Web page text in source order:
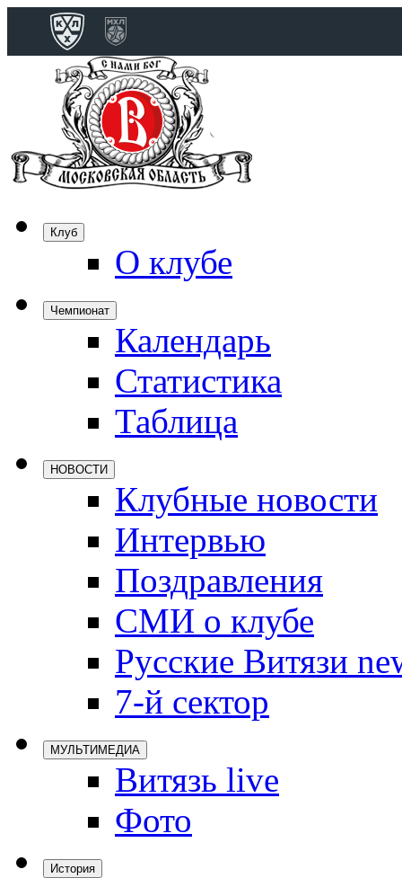
Клуб
О клубе
Чемпионат
Календарь
Статистика
Таблица
НОВОСТИ
Клубные новости
Интервью
Поздравления
СМИ о клубе
Русские Витязи
7-й сектор
МУЛЬТИМЕДИА
Витязь live
Фото
История